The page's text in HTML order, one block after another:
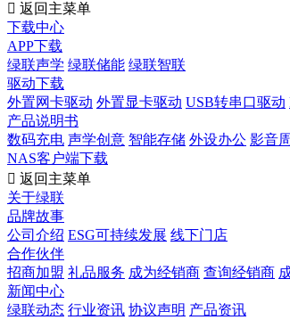
 返回主菜单
下载中心
APP下载
绿联声学 绿联储能 绿联智联
驱动下载
外置网卡驱动 外置显卡驱动 USB转串口驱动
产品说明书
数码充电 声学创意 智能存储 外设办公 影音
NAS客户端下载
 返回主菜单
关于绿联
品牌故事
公司介绍 ESG可持续发展 线下门店
合作伙伴
招商加盟 礼品服务 成为经销商 查询经销商
新闻中心
绿联动态 行业资讯 协议声明 产品资讯